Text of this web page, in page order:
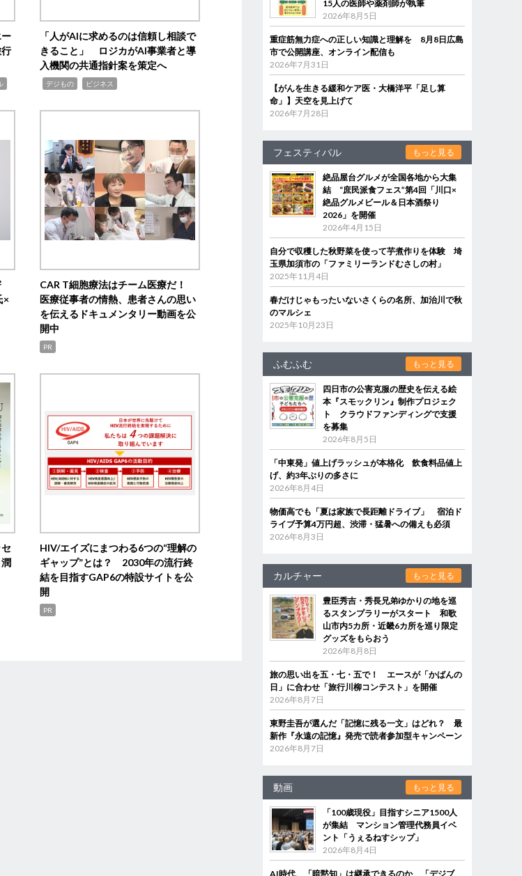
「人がAIに求めるのは信頼し相談で
きること」 ロジカがAI事業者と導
入機関の共通指針案を策定へ
デジもの ビジネス
×
CAR T細胞療法はチーム医療だ！
医療従事者の情熱、患者さんの思い
を伝えるドキュメンタリー動画を公
開中
PR
HIV/エイズにまつわる6つの“理解の
ギャップ”とは？ 2030年の流行終
結を目指すGAP6の特設サイトを公
開
PR
15人の医師や薬剤師が執筆
2026年8月5日
重症筋無力症への正しい知識と理解を 8月8日広島
市で公開講座、オンライン配信も
2026年7月31日
【がんを生きる緩和ケア医・大橋洋平「足し算
命」】天空を見上げて
2026年7月28日
フェスティバル もっと見る
絶品屋台グルメが全国各地から大集
結 “庶民派食フェス”第4回「川口×
絶品グルメビール＆日本酒祭り
2026」を開催
2026年4月15日
自分で収穫した秋野菜を使って芋煮作りを体験 埼
玉県加須市の「ファミリーランドむさしの村」
2025年11月4日
春だけじゃもったいないさくらの名所、加治川で秋
のマルシェ
2025年10月23日
ふむふむ もっと見る
四日市の公害克服の歴史を伝える絵
本『スモックリン』制作プロジェク
ト クラウドファンディングで支援
を募集
2026年8月5日
「中東発」値上げラッシュが本格化 飲食料品値上
げ、約3年ぶりの多さに
2026年8月4日
物価高でも「夏は家族で長距離ドライブ」 宿泊ド
ライブ予算4万円超、渋滞・猛暑への備えも必須
2026年8月3日
カルチャー もっと見る
豊臣秀吉・秀長兄弟ゆかりの地を巡
るスタンプラリーがスタート 和歌
山市内5カ所・近畿6カ所を巡り限定
グッズをもらおう
2026年8月8日
旅の思い出を五・七・五で！ エースが「かばんの
日」に合わせ「旅行川柳コンテスト」を開催
2026年8月7日
東野圭吾が選んだ「記憶に残る一文」はどれ？ 最
新作『永遠の記憶』発売で読者参加型キャンペーン
2026年8月7日
動画 もっと見る
「100歳現役」目指すシニア1500人
が集結 マンション管理代務員イベ
ント「うぇるねすシップ」
2026年8月4日
AI時代、「暗黙知」は継承できるのか 「デジブ